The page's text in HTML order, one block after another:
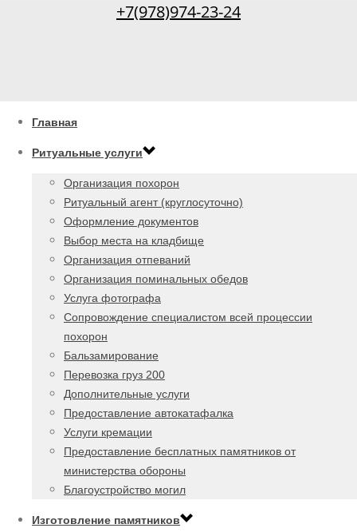
+7(978)974-23-24
Главная
Ритуальные услуги
Организация похорон
Ритуальный агент (круглосуточно)
Оформление документов
Выбор места на кладбище
Организация отпеваний
Организация поминальных обедов
Услуга фотографа
Сопровождение специалистом всей процессии
похорон
Бальзамирование
Перевозка груз 200
Дополнительные услуги
Предоставление автокатафалка
Услуги кремации
Предоставление бесплатных памятников от
министерства обороны
Благоустройство могил
Изготовление памятников